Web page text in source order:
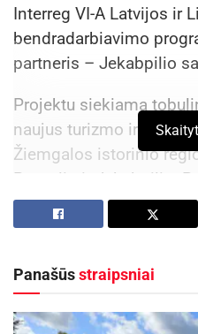
Interreg VI-A Latvijos ir
bendradarbiavimo
partneris – Jekabpilio
Projektu siekiama
naujus turizmo ir
Žiemgalos istorinio
Pasvalio ir Jekabpilio.
aktualizuojamas
parkas ir Krustpilio
tamsiuoju paros metu. Į
sukurta virtualios
Panašūsstraipsniai